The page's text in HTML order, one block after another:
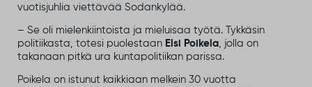
vuotisjuhlia viettävää Sodankylää.
– Se oli mielenkiintoista ja mieluisaa työtä. Tykkäsin
politiikasta, totesi puolestaan Elsi Poikela , jolla on
takanaan pitkä ura kuntapolitiikan parissa.
Poikela on istunut kaikkiaan melkein 30 vuotta